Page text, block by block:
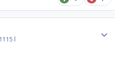
15 l